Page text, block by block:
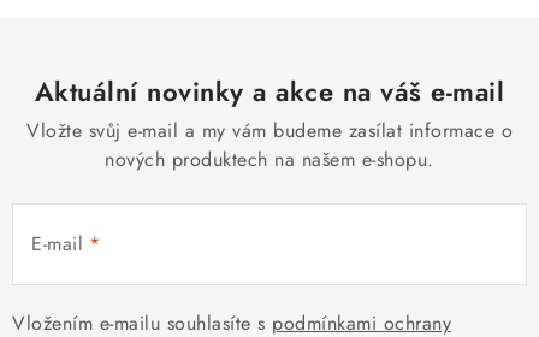
v
k
p
i
s
á
n
Aktuální novinky a akce na váš e-mail
Vložte svůj e-mail a my vám budeme zasílat informace o
nových produktech na našem e-shopu.
E-mail
Vložením e-mailu souhlasíte s podmínkami ochrany